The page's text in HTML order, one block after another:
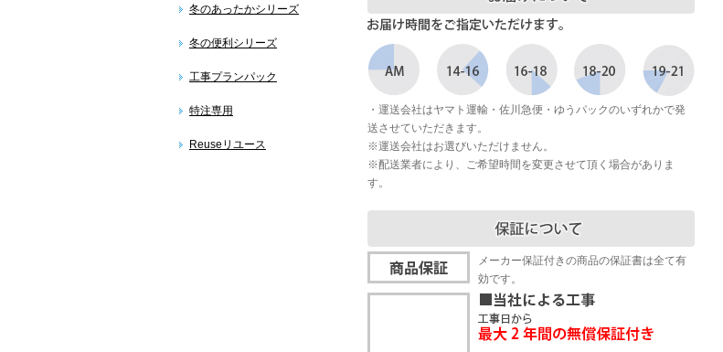
冬のあったかシリーズ
冬の便利シリーズ
工事プランパック
特注専用
Reuseリユース
・運送会社はヤマト運輸・佐川急便・ゆうパックのいずれかで発
送させていただきます。
※運送会社はお選びいただけません。
※配送業者により、ご希望時間を変更させて頂く場合がありま
す。
メーカー保証付きの商品の保証書は全て有
効です。